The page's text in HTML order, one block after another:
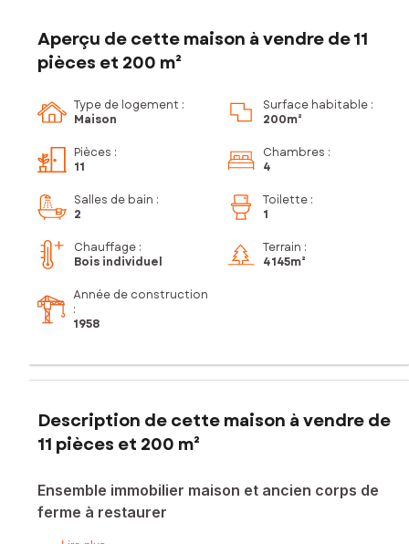
Aperçu de cette maison à vendre de 11
pièces et 200 m²
Type de logement :
Maison
Surface habitable :
200m²
Pièces :
11
Chambres :
4
Salles de bain :
2
Toilette :
1
Chauffage :
Bois individuel
Terrain :
4 145m²
Année de construction
:
1958
Description de cette maison à vendre de
11 pièces et 200 m²
Ensemble immobilier maison et ancien corps de
ferme à restaurer